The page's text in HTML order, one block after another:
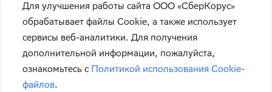
Чтобы вам было удобнее пользоваться сайтом, мы
используемcookie-файлы.
Оставаясь на сайте, вы соглашаетесь сполитикой
их применения.
Кибербезопасность
Правила использования сайта
Карта сайта
Для улучшения работы сайта ООО «СберКорус»
обрабатывает файлы Cookie, а также использует
сервисы веб-аналитики. Для получения
дополнительной информации, пожалуйста,
ознакомьтесь с Политикой использования Cookie-
файлов.